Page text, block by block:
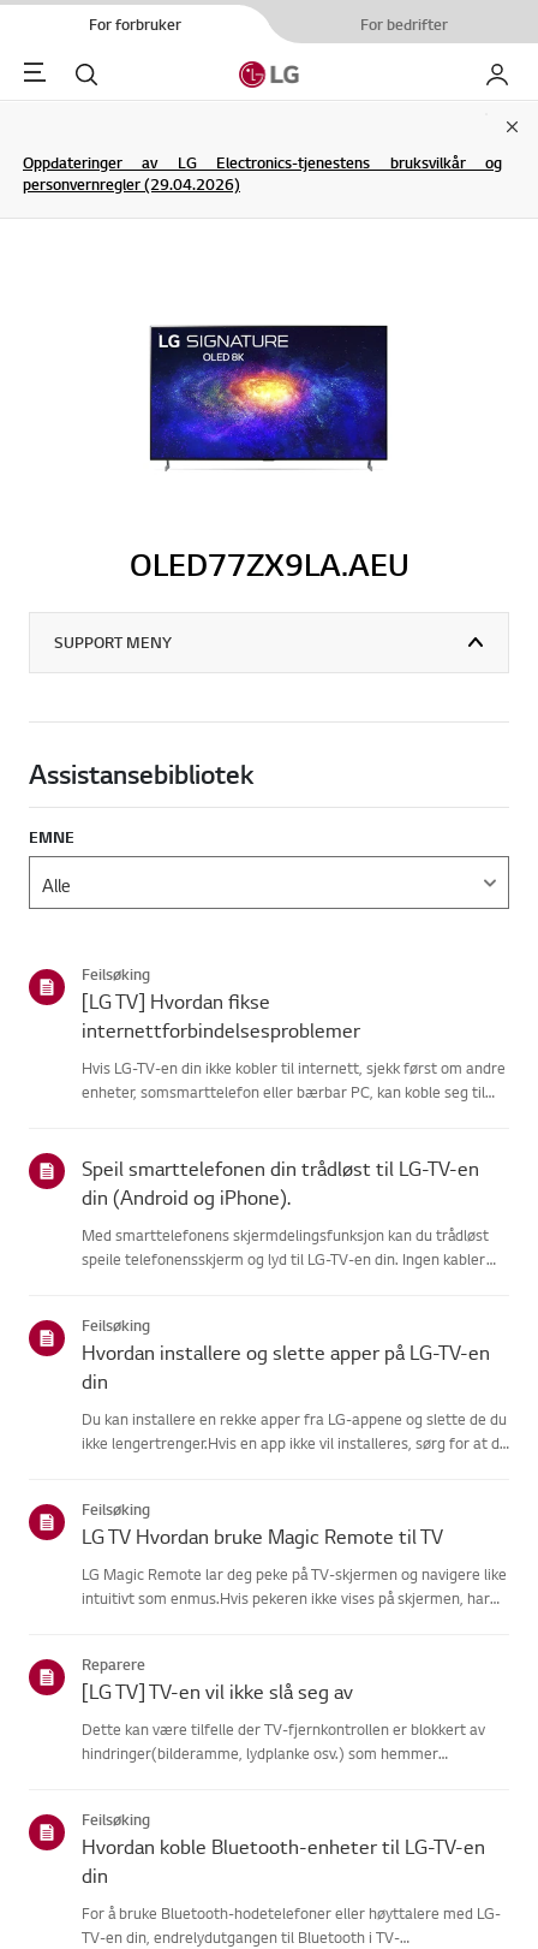
For forbruker For bedrifter
Menu Søk My LG
Oppdateringer av LG Electronics-tjenestens bruksvilkår og
personvernregler (29.04.2026)
OLED77ZX9LA.AEU
SUPPORT MENY
Assistansebibliotek
EMNE
Feilsøking
[LG TV] Hvordan fikse
internettforbindelsesproblemer
Hvis LG-TV-en din ikke kobler til internett, sjekk først om andre
enheter, somsmarttelefon eller bærbar PC, kan koble seg til
Speil smarttelefonen din trådløst til LG-TV-en
din (Android og iPhone).
Med smarttelefonens skjermdelingsfunksjon kan du trådløst
speile telefonensskjerm og lyd til LG-TV-en din. Ingen kabler
Feilsøking
Hvordan installere og slette apper på LG-TV-en
din
Du kan installere en rekke apper fra LG-appene og slette de du
ikke lengertrenger.Hvis en app ikke vil installeres, sørg for at du
Feilsøking
LG TV Hvordan bruke Magic Remote til TV
LG Magic Remote lar deg peke på TV-skjermen og navigere like
intuitivt som enmus.Hvis pekeren ikke vises på skjermen, har
Reparere
[LG TV] TV-en vil ikke slå seg av
Dette kan være tilfelle der TV-fjernkontrollen er blokkert av
hindringer(bilderamme, lydplanke osv.) som hemmer
Fjernkontrollen min funger...
Feilsøking
Hvordan koble Bluetooth-enheter til LG-TV-en
din
For å bruke Bluetooth-hodetelefoner eller høyttalere med LG-
TV-en din, endrelydutgangen til Bluetooth i TV-